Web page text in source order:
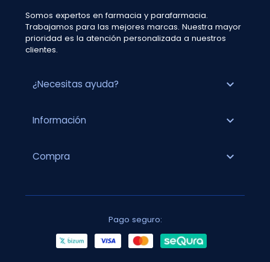
Somos expertos en farmacia y parafarmacia.
Trabajamos para las mejores marcas. Nuestra mayor
prioridad es la atención personalizada a nuestros
clientes.
¿Necesitas ayuda? expand_more
Información expand_more
Compra expand_more
Pago seguro: